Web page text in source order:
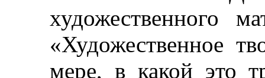
художественного
«Художественное
мере, в какой это